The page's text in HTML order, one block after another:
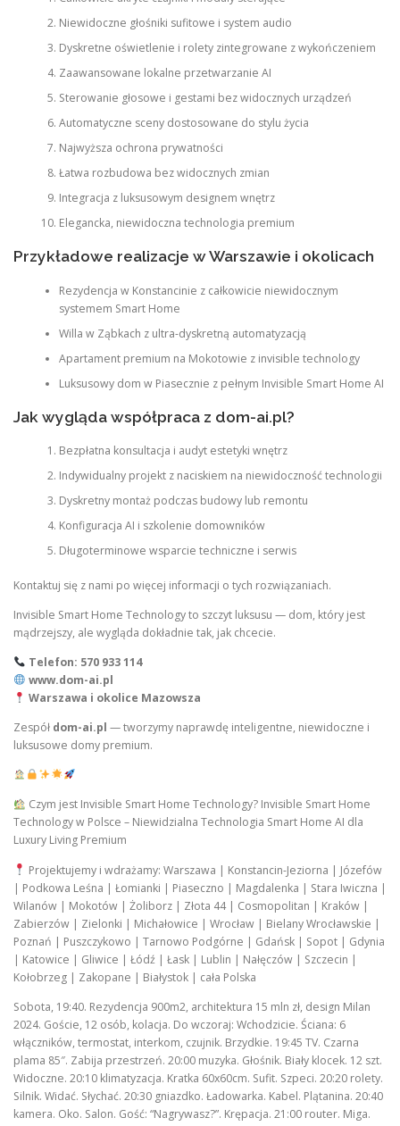
Niewidoczne głośniki sufitowe i system audio
Dyskretne oświetlenie i rolety zintegrowane z wykończeniem
Zaawansowane lokalne przetwarzanie AI
Sterowanie głosowe i gestami bez widocznych urządzeń
Automatyczne sceny dostosowane do stylu życia
Najwyższa ochrona prywatności
Łatwa rozbudowa bez widocznych zmian
Integracja z luksusowym designem wnętrz
Elegancka, niewidoczna technologia premium
Przykładowe realizacje w Warszawie i okolicach
Rezydencja w Konstancinie z całkowicie niewidocznym
systemem Smart Home
Willa w Ząbkach z ultra-dyskretną automatyzacją
Apartament premium na Mokotowie z invisible technology
Luksusowy dom w Piasecznie z pełnym Invisible Smart Home AI
Jak wygląda współpraca z dom-ai.pl?
Bezpłatna konsultacja i audyt estetyki wnętrz
Indywidualny projekt z naciskiem na niewidoczność technologii
Dyskretny montaż podczas budowy lub remontu
Konfiguracja AI i szkolenie domowników
Długoterminowe wsparcie techniczne i serwis
Kontaktuj się z nami po więcej informacji o tych rozwiązaniach.
Invisible Smart Home Technology to szczyt luksusu — dom, który jest
mądrzejszy, ale wygląda dokładnie tak, jak chcecie.
Telefon: 570 933 114
www.dom-ai.pl
Warszawa i okolice Mazowsza
Zespół dom-ai.pl — tworzymy naprawdę inteligentne, niewidoczne i
luksusowe domy premium.
Czym jest Invisible Smart Home Technology? Invisible Smart Home
Technology w Polsce – Niewidzialna Technologia Smart Home AI dla
Luxury Living Premium
Projektujemy i wdrażamy: Warszawa | Konstancin-Jeziorna | Józefów
| Podkowa Leśna | Łomianki | Piaseczno | Magdalenka | Stara Iwiczna |
Wilanów | Mokotów | Żoliborz | Złota 44 | Cosmopolitan | Kraków |
Zabierzów | Zielonki | Michałowice | Wrocław | Bielany Wrocławskie |
Poznań | Puszczykowo | Tarnowo Podgórne | Gdańsk | Sopot | Gdynia
| Katowice | Gliwice | Łódź | Łask | Lublin | Nałęczów | Szczecin |
Kołobrzeg | Zakopane | Białystok | cała Polska
Sobota, 19:40. Rezydencja 900m2, architektura 15 mln zł, design Milan
2024. Goście, 12 osób, kolacja. Do wczoraj: Wchodzicie. Ściana: 6
włączników, termostat, interkom, czujnik. Brzydkie. 19:45 TV. Czarna
plama 85″. Zabija przestrzeń. 20:00 muzyka. Głośnik. Biały klocek. 12 szt.
Widoczne. 20:10 klimatyzacja. Kratka 60x60cm. Sufit. Szpeci. 20:20 rolety.
Silnik. Widać. Słychać. 20:30 gniazdko. Ładowarka. Kabel. Plątanina. 20:40
kamera. Oko. Salon. Gość: “Nagrywasz?”. Krępacja. 21:00 router. Miga.